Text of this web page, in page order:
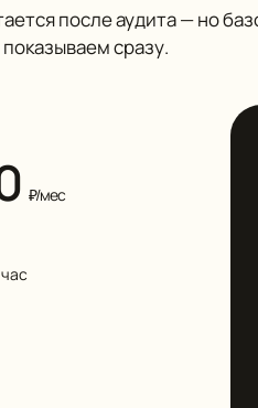
после аудита — но
сразу.
₽/мес